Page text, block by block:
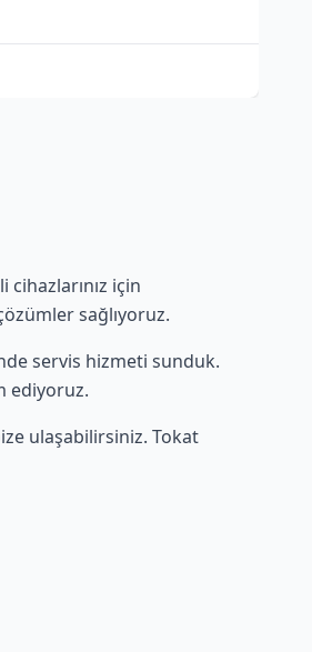
için
sağlıyoruz.
servis hizmeti sunduk.
ediyoruz.
ulaşabilirsiniz. Tokat